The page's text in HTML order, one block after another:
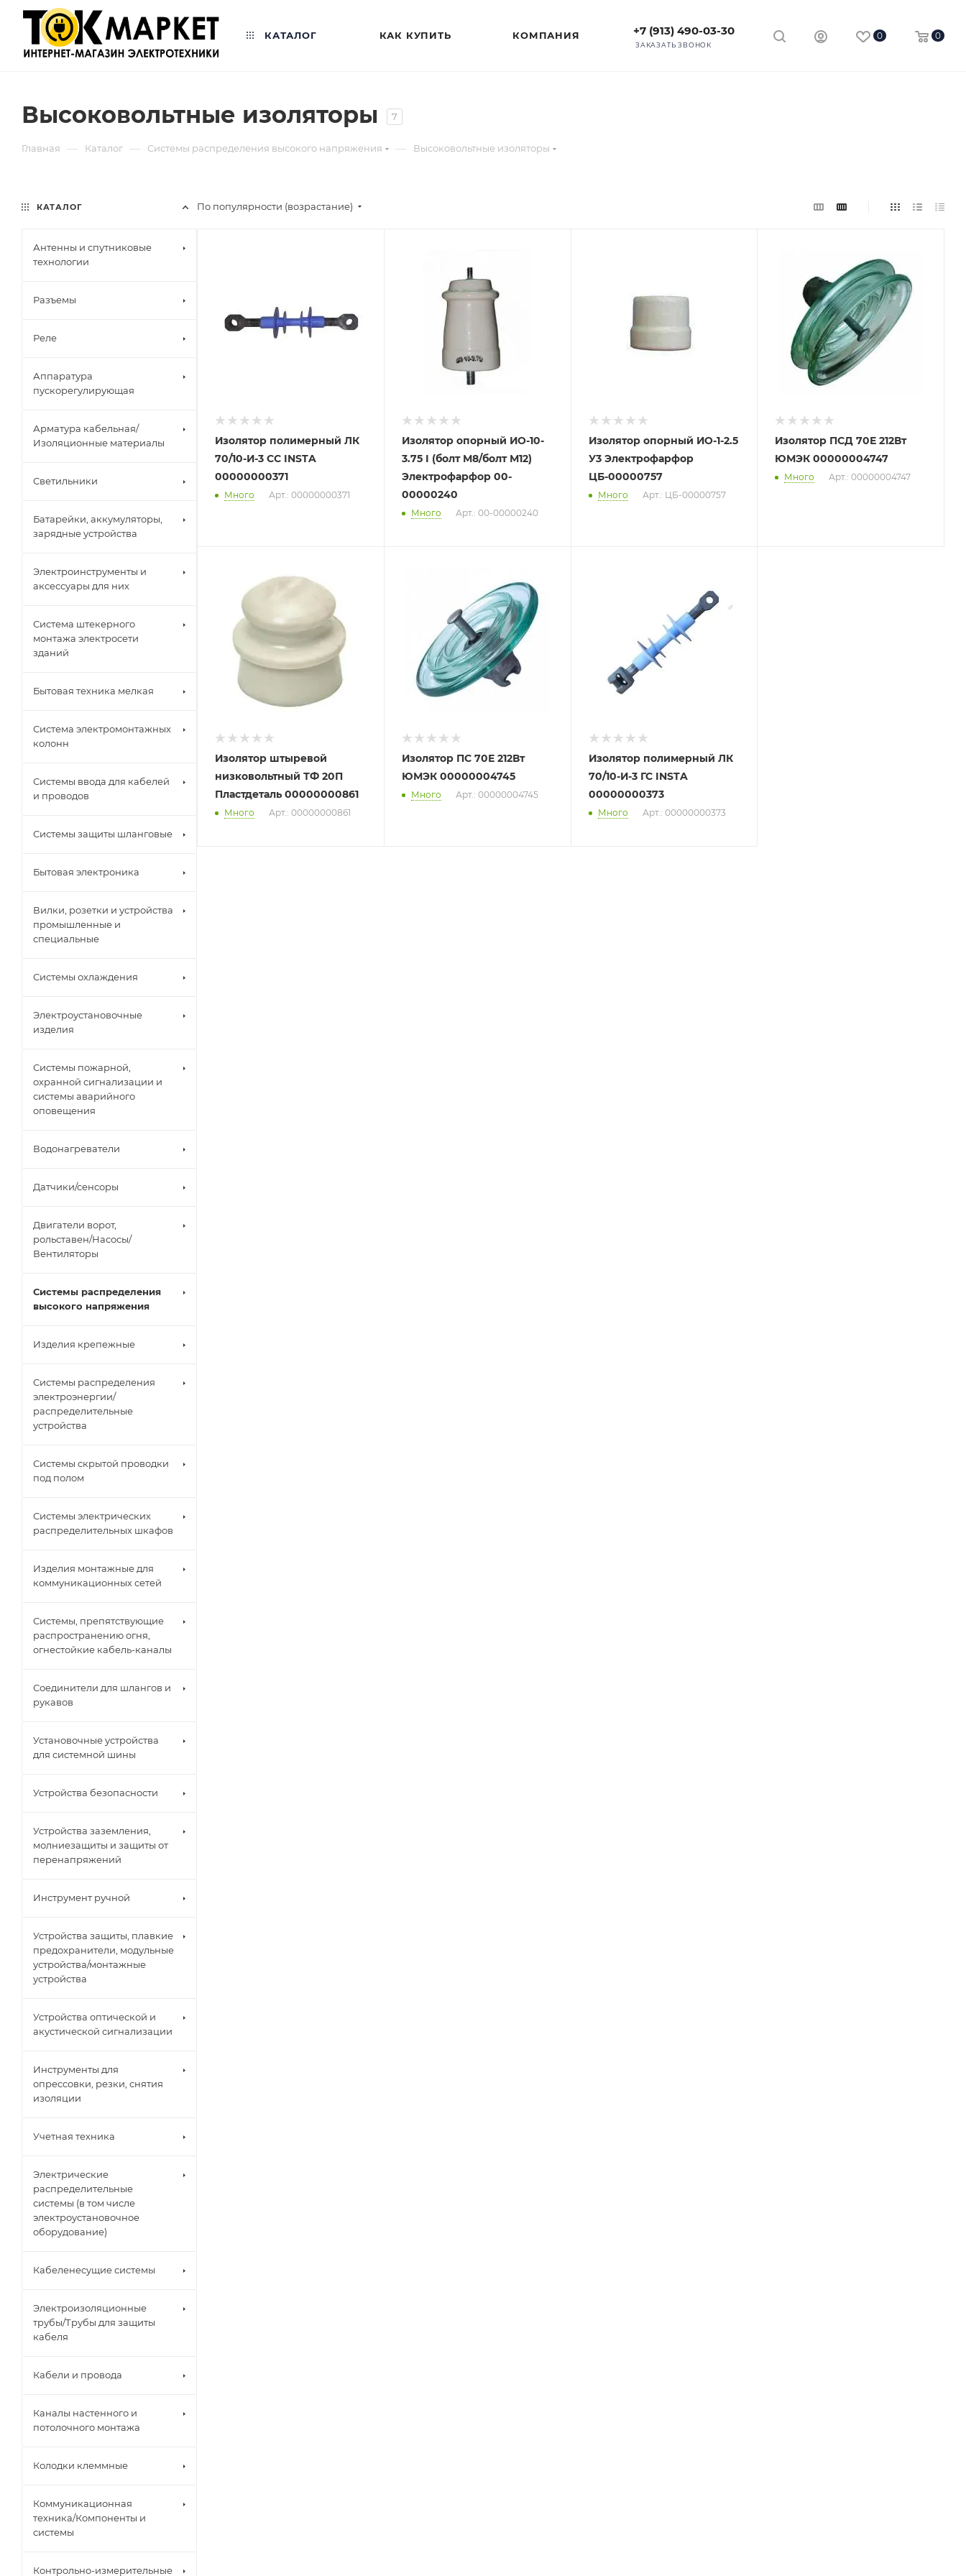
+7 (913) 490-03-30
ЗАКАЗАТЬ ЗВОНОК
0 0
КАТАЛОГ КАК КУПИТЬ КОМПАНИЯ
Высоковольтные изоляторы 7
Главная — Каталог — Системы распределения высокого напряжения — Высоковольтные изоляторы
По популярности (возрастание)
Изолятор полимерный ЛК
70/10-И-3 СС INSTA
00000000371
Много Арт.: 00000000371
Изолятор опорный ИО-10-
3.75 I (болт М8/болт М12)
Электрофарфор 00-
00000240
Много Арт.: 00-00000240
Изолятор опорный ИО-1-2.5
У3 Электрофарфор
ЦБ-00000757
Много Арт.: ЦБ-00000757
Изолятор ПСД 70Е 212Вт
ЮМЭК 00000004747
Много Арт.: 00000004747
Изолятор штыревой
низковольтный ТФ 20П
Пластдеталь 00000000861
Много Арт.: 00000000861
Изолятор ПС 70Е 212Вт
ЮМЭК 00000004745
Много Арт.: 00000004745
Изолятор полимерный ЛК
70/10-И-3 ГС INSTA
00000000373
Много Арт.: 00000000373
КАТАЛОГ
Антенны и спутниковые
технологии
Разъемы
Реле
Аппаратура
пускорегулирующая
Арматура кабельная/
Изоляционные материалы
Светильники
Батарейки, аккумуляторы,
зарядные устройства
Электроинструменты и
аксессуары для них
Система штекерного
монтажа электросети
зданий
Бытовая техника мелкая
Система электромонтажных
колонн
Системы ввода для кабелей
и проводов
Системы защиты шланговые
Бытовая электроника
Вилки, розетки и устройства
промышленные и
специальные
Системы охлаждения
Электроустановочные
изделия
Системы пожарной,
охранной сигнализации и
системы аварийного
оповещения
Водонагреватели
Датчики/сенсоры
Двигатели ворот,
рольставен/Насосы/
Вентиляторы
Системы распределения
высокого напряжения
Изделия крепежные
Системы распределения
электроэнергии/
распределительные
устройства
Системы скрытой проводки
под полом
Системы электрических
распределительных шкафов
Изделия монтажные для
коммуникационных сетей
Системы, препятствующие
распространению огня,
огнестойкие кабель-каналы
Соединители для шлангов и
рукавов
Установочные устройства
для системной шины
Устройства безопасности
Устройства заземления,
молниезащиты и защиты от
перенапряжений
Инструмент ручной
Устройства защиты, плавкие
предохранители, модульные
устройства/монтажные
устройства
Устройства оптической и
акустической сигнализации
Инструменты для
опрессовки, резки, снятия
изоляции
Учетная техника
Электрические
распределительные
системы (в том числе
электроустановочное
оборудование)
Кабеленесущие системы
Электроизоляционные
трубы/Трубы для защиты
кабеля
Кабели и провода
Каналы настенного и
потолочного монтажа
Колодки клеммные
Коммуникационная
техника/Компоненты и
системы
Контрольно-измерительные